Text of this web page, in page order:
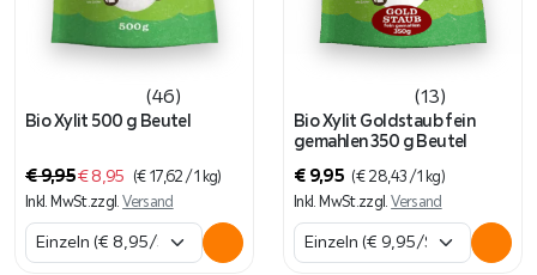
(46)
Bio Xylit 500 g Beutel
€9,95U
r
s
p
€8,95A
k
t
u
(€ 17,62 / 1 kg)
Inkl. MwSt. zzgl.Versand
(13)
Bio Xylit Goldstaub fein
gemahlen 350 g Beutel
€ 9,95 (€ 28,43 / 1 kg)
Inkl. MwSt. zzgl.Versand